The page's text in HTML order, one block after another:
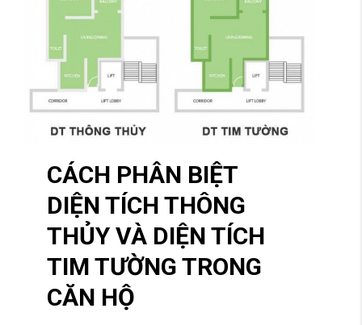
CÁCH PHÂN BIỆT
DIỆN TÍCH THÔNG
THỦY VÀ DIỆN TÍCH
TIM TƯỜNG TRONG
CĂN HỘ